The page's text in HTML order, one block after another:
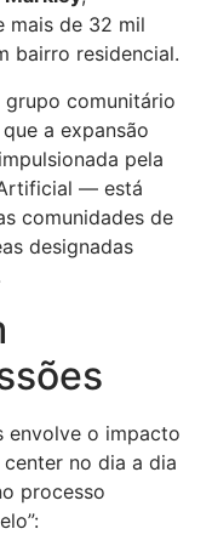
mais de 32 mil
bairro residencial.
grupo comunitário
a expansão
pela
— está
comunidades de
designadas
envolve o impacto
no dia a dia
processo